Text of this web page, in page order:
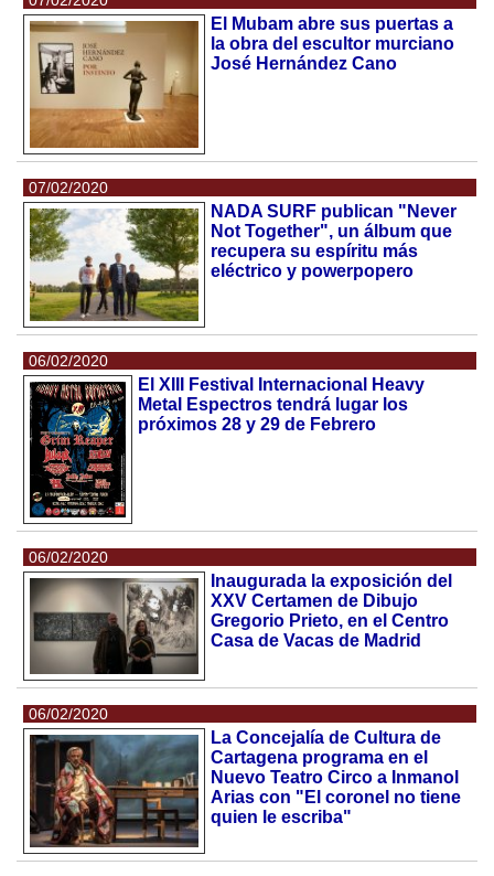
El Mubam abre sus puertas a
la obra del escultor murciano
José Hernández Cano
07/02/2020
NADA SURF publican "Never
Not Together", un álbum que
recupera su espíritu más
eléctrico y powerpopero
06/02/2020
El XIII Festival Internacional Heavy
Metal Espectros tendrá lugar los
próximos 28 y 29 de Febrero
06/02/2020
Inaugurada la exposición del
XXV Certamen de Dibujo
Gregorio Prieto, en el Centro
Casa de Vacas de Madrid
06/02/2020
La Concejalía de Cultura de
Cartagena programa en el
Nuevo Teatro Circo a Inmanol
Arias con "El coronel no tiene
quien le escriba"